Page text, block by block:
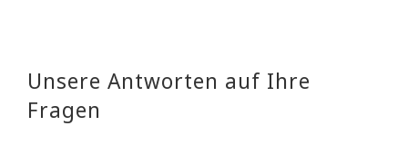
Unsere Antworten auf Ihre
Fragen